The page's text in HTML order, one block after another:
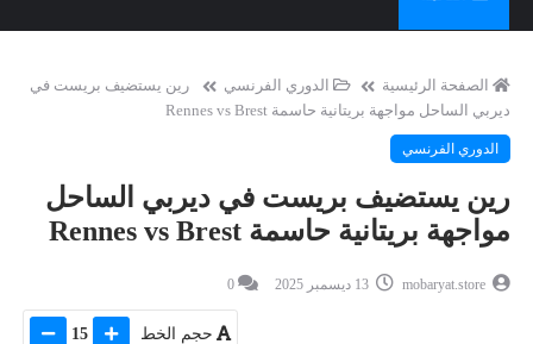
الصفحة الرئيسية الدوري الفرنسي
رين يستضيف بريست في
ديربي الساحل مواجهة بريتانية حاسمة Rennes vs Brest
الدوري الفرنسي
رين يستضيف بريست في ديربي الساحل
مواجهة بريتانية حاسمة Rennes vs Brest
mobaryat.store
0
حجم الخط 15